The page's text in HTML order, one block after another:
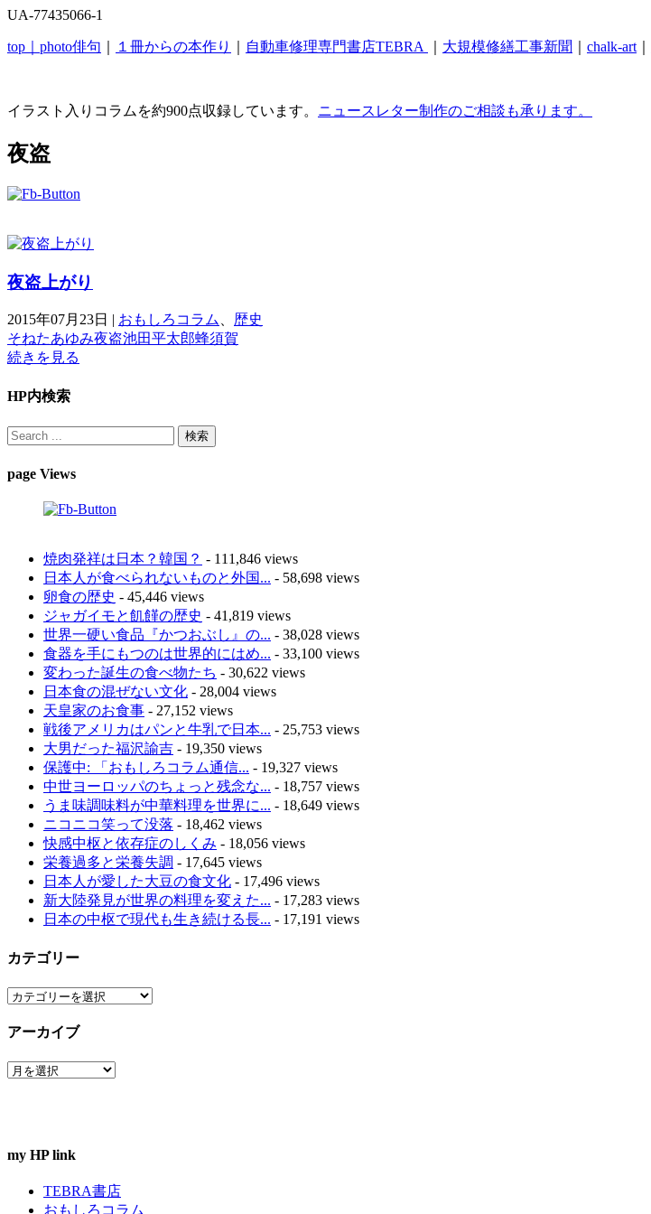
UA-77435066-1
top｜ photo俳句 １冊からの本作り 自動車修理専門書店TEBRA 大規模修繕工事新聞 chalk-art
イラスト入りコラムを約900点収録しています。 ニュースレター制作のご相談も承ります。
夜盗
夜盗上がり
2015年07月23日 | おもしろコラム
歴史
そねたあゆみ夜盗池田平太郎蜂須賀
続きを見る
HP内検索
page Views
焼肉発祥は日本？韓国？ - 111,846 views
日本人が食べられないものと外国... - 58,698 views
卵食の歴史 - 45,446 views
ジャガイモと飢饉の歴史 - 41,819 views
世界一硬い食品『かつおぶし』の... - 38,028 views
食器を手にもつのは世界的にはめ... - 33,100 views
変わった誕生の食べ物たち - 30,622 views
日本食の混ぜない文化 - 28,004 views
天皇家のお食事 - 27,152 views
戦後アメリカはパンと牛乳で日本... - 25,753 views
大男だった福沢諭吉 - 19,350 views
保護中: 「おもしろコラム通信... - 19,327 views
中世ヨーロッパのちょっと残念な... - 18,757 views
うま味調味料が中華料理を世界に... - 18,649 views
ニコニコ笑って没落 - 18,462 views
快感中枢と依存症のしくみ - 18,056 views
栄養過多と栄養失調 - 17,645 views
日本人が愛した大豆の食文化 - 17,496 views
新大陸発見が世界の料理を変えた... - 17,283 views
日本の中枢で現代も生き続ける長... - 17,191 views
カテゴリー
カ
ゴ
ー
アーカイブ
ア
my HP link
TEBRA書店
おもしろコラム